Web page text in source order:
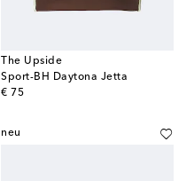
The Upside
Sport-BH Daytona Jetta
€ 75
original price
neu